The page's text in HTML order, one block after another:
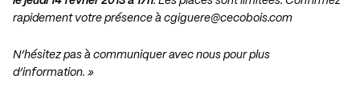
rapidement votre présence à cgiguere@cecobois.com
N’hésitez pas à communiquer avec nous pour plus
d’information. »